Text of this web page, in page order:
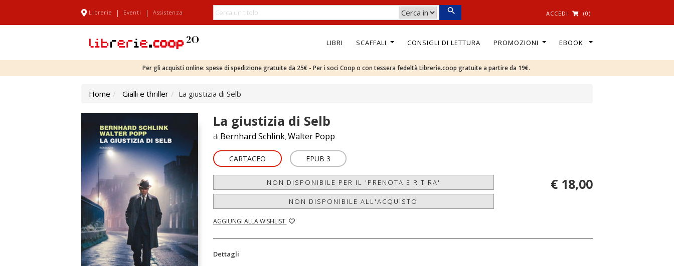
Librerie | Eventi | Assistenza ACCEDI (0)
LIBRI SCAFFALI CONSIGLI DI LETTURA PROMOZIONI EBOOK
Per gli acquisti online: spese di spedizione gratuite da 25€ - Per i soci Coop o con tessera fedeltà Librerie.coop gratuite a partire da 19€.
Home Gialli e thriller La giustizia di Selb
La giustizia di Selb
di Bernhard Schlink, Walter Popp
CARTACEO EPUB 3
NON DISPONIBILE PER IL 'PRENOTA E RITIRA'
NON DISPONIBILE ALL'ACQUISTO
AGGIUNGI ALLA WISHLIST
€ 18,00
Dettagli